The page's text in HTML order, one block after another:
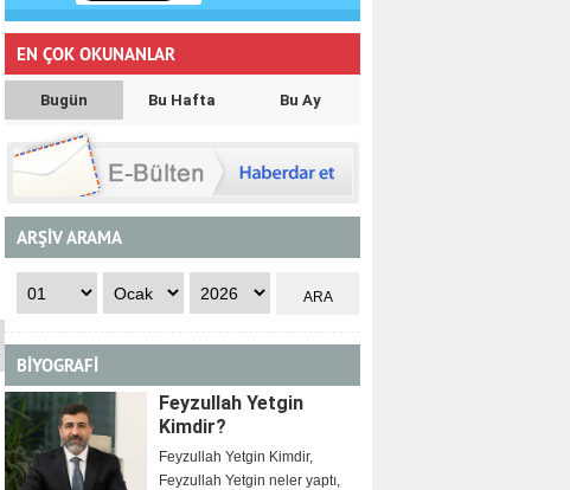
EN ÇOK OKUNANLAR
Bugün Bu Hafta Bu Ay
ARŞİV ARAMA
BİYOGRAFİ
Feyzullah Yetgin
Kimdir?
Feyzullah Yetgin Kimdir,
Feyzullah Yetgin neler yaptı,